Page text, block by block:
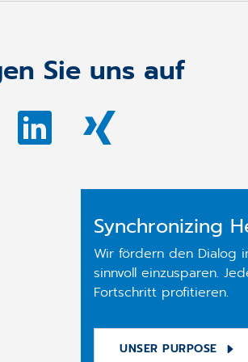
Sie uns auf
Synchronizing
Wir fördern den Dialog
sinnvoll einzusparen.
Fortschritt profitieren.
UNSER PURPOSE